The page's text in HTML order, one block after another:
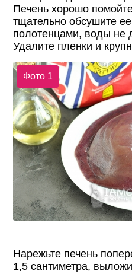
Печень хорошо
тщательно обсушите
полотенцами, воды не
Удалите пленки и
Фото 1
Нарежьте печень
1,5 сантиметра,